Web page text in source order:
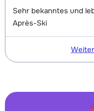
Sehr bekanntes und
Après-Ski